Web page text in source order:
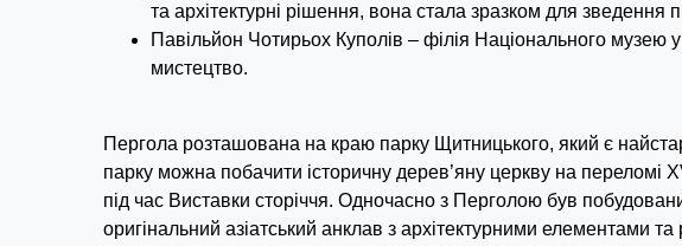
та архітектурні рішення, вона стала зразком для зведення
Павільйон Чотирьох Куполів – філія Національного музею
мистецтво.
Пергола розташована на краю парку Щитницького, який є
парку можна побачити історичну дерев’яну церкву на переломі
під час Виставки сторіччя. Одночасно з Перголою був
оригінальний азіатський анклав з архітектурними елементами